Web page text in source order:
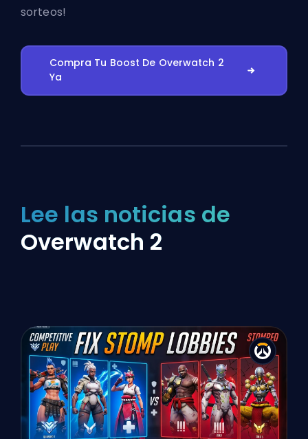
sorteos!
Compra Tu Boost De Overwatch 2
Ya
Lee las noticias de
Overwatch 2